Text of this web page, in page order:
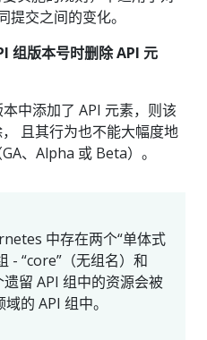
交之间的变化。
组版本号时删除 API 元
中添加了 API 元素，则该
且其行为也不能大幅度地
、Alpha 或 Beta）。
中存在两个“单体式
- “core”（无组名）和
留 API 组中的资源会被
的 API 组中。